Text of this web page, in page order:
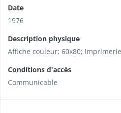
Date
1976
Description physique
Affiche couleur; 60x80;
Conditions d'accès
Communicable